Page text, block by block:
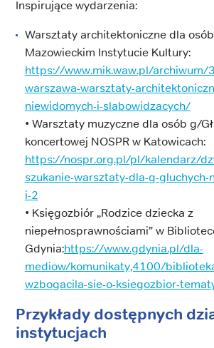
Inspirujące wydarzenia:
Warsztaty architektoniczne dla
Mazowieckim Instytucie Kultury:
https://www.mik.waw.pl/archiwum/
warszawa-warsztaty-
niewidomych-i-slabowidzacych/
• Warsztaty muzyczne dla osób g/
koncertowej NOSPR w Katowicach:
https://nospr.org.pl/pl/kalendarz/
szukanie-warsztaty-dla-g-gluchych-
i-2
• Księgozbiór „Rodzice dziecka z
niepełnosprawnościami” w
Gdynia:https://www.gdynia.pl/dla-
mediow/komunikaty,4100/
wzbogacila-sie-o-ksiegozbior-
Przykłady dostępnych
instytucjach